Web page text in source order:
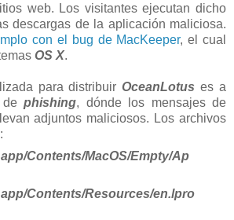
web. Los visitantes ejecutan dicho
descargas de la aplicación maliciosa.
con el bug de MacKeeper, el cual
OS X.
para distribuirOceanLotus es a
phishing, dónde los mensajes de
adjuntos maliciosos. Los archivos
Contents/MacOS/Empty/Ap
Contents/Resources/en.lpro